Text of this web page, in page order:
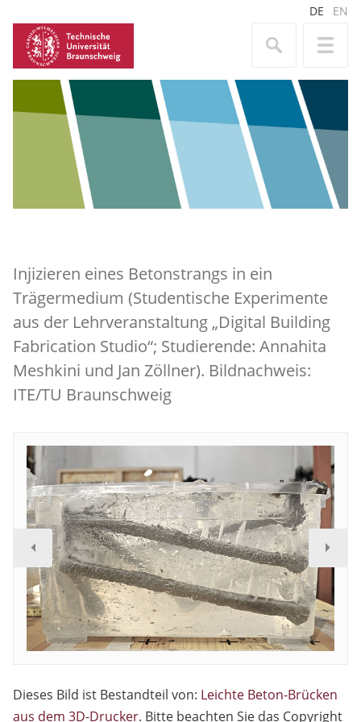
DE EN
Injizieren eines Betonstrangs in ein
Trägermedium (Studentische Experimente
aus der Lehrveranstaltung „Digital Building
Fabrication Studio“; Studierende: Annahita
Meshkini und Jan Zöllner). Bildnachweis:
ITE/TU Braunschweig
Dieses Bild ist Bestandteil von: Leichte Beton-Brücken
aus dem 3D-Drucker. Bitte beachten Sie das Copyright